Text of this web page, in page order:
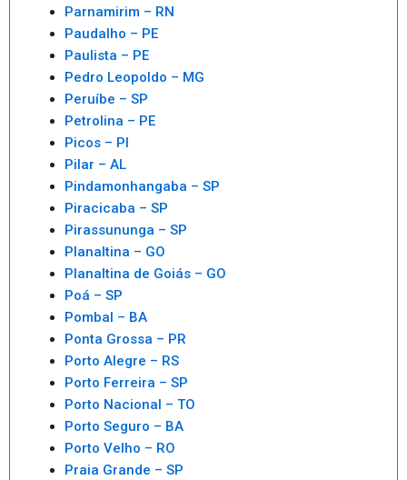
Parnamirim – RN
Paudalho – PE
Paulista – PE
Pedro Leopoldo – MG
Peruíbe – SP
Petrolina – PE
Picos – PI
Pilar – AL
Pindamonhangaba – SP
Piracicaba – SP
Pirassununga – SP
Planaltina – GO
Planaltina de Goiás – GO
Poá – SP
Pombal – BA
Ponta Grossa – PR
Porto Alegre – RS
Porto Ferreira – SP
Porto Nacional – TO
Porto Seguro – BA
Porto Velho – RO
Praia Grande – SP